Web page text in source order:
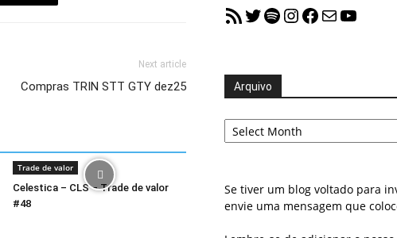
Next article
Compras TRIN STT GTY dez25
Trade de valor
Celestica – CLS – Trade de valor
#48
RSS FeedTwitter
Spotify
Instagram
Facebook
Mail
Arquivo
Arquivo
Se tiver um blog voltado para
envie uma mensagem que